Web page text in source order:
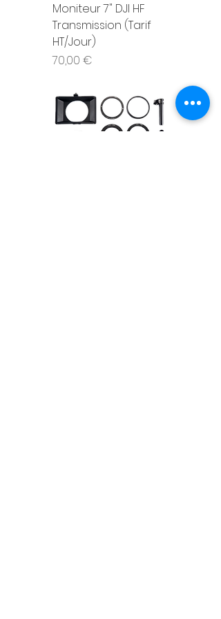
Moniteur 7" DJI HF
Transmission (Tarif
HT/Jour)
Prix
70,00 €